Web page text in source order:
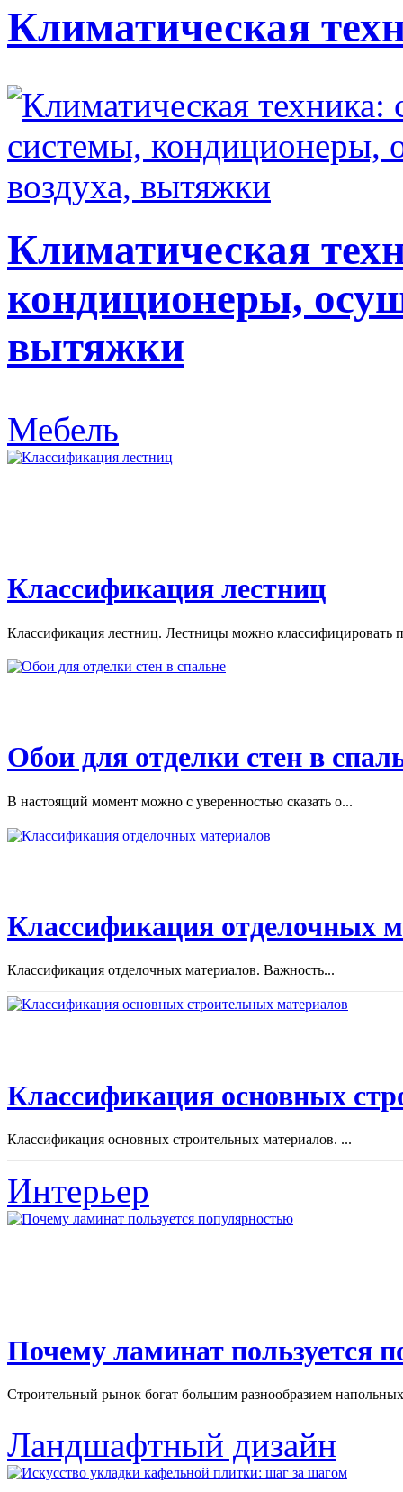
Климатическая
Климатическая
кондиционеры,
вытяжки
Мебель
Классификация лестниц
Классификация лестниц. Лестницы можно классифицировать
Обои для отделки стен в
В настоящий момент можно с уверенностью сказать о...
Классификация отделочных
Классификация отделочных материалов. Важность...
Классификация основных
Классификация основных строительных материалов. ...
Интерьер
Почему ламинат пользуется
Строительный рынок богат большим разнообразием
Ландшафтный дизайн